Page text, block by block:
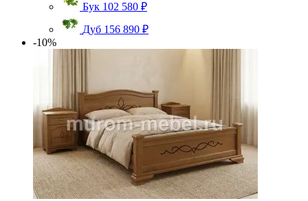
Бук 102 580 ₽
Дуб 156 890 ₽
-10%